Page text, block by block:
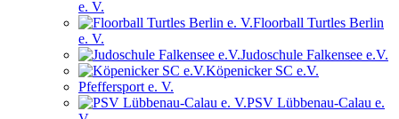
e. V.
Floorball Turtles Berlin
e. V.
Judoschule Falkensee e.V.
Köpenicker SC e.V.
Pfeffersport e. V.
PSV Lübbenau-Calau e.